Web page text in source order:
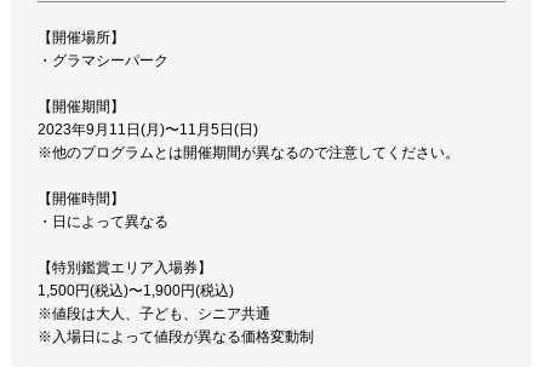
【開催場所】
・グラマシーパーク
【開催期間】
2023年9月11日(月)〜11月5日(日)
※他のプログラムとは開催期間が異なるので注意してください。
【開催時間】
・日によって異なる
【特別鑑賞エリア入場券】
1,500円(税込)〜1,900円(税込)
※値段は大人、子ども、シニア共通
※入場日によって値段が異なる価格変動制